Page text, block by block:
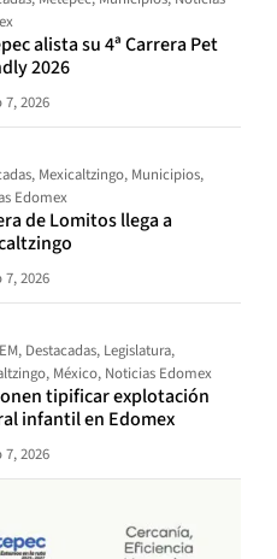
alista su 4ª Carrera Pet
2026
7, 2026
, Mexicaltzingo, Municipios,
Edomex
de Lomitos llega a
7, 2026
, Destacadas, Legislatura,
, México, Noticias Edomex
tipificar explotación
infantil en Edomex
7, 2026